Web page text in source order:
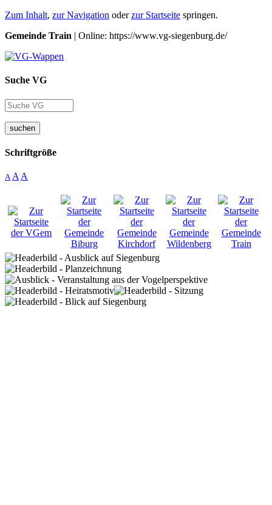
Zum Inhalt, zur Navigation oderzur Startseite springen.
Gemeinde Train | Online: https://www.vg-siegenburg.de/
Suche VG
suchen
Schriftgröße
A A A